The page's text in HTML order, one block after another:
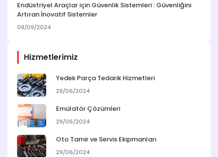
Endüstriyel Araçlar için Güvenlik Sistemleri : Güvenliğini
Artıran İnovatif Sistemler
09/09/2024
Hizmetlerimiz
Yedek Parça Tedarik Hizmetleri
29/06/2024
Emülatör Çözümleri
29/06/2024
Oto Tamir ve Servis Ekipmanları
29/06/2024